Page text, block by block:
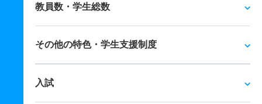
教員数・学生総数
その他の特色・学生支援制度
入試